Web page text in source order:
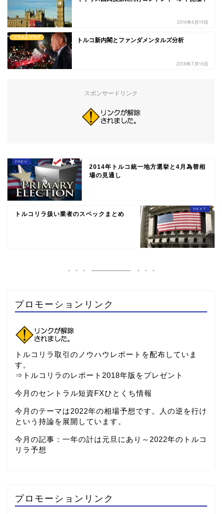
2016年6月19日
コラムとブログ トルコ新内閣とファンダメンタルズ分析
2018年7月16日
スポンサードリンク
2014年トルコ統一地方選挙と4月為替相
場の見通し
トルコリラ扱い業者のスペックまとめ
プロモーションリンク
トルコリラ取引のノウハウレポートを配布していま
す。
⇒ トルコリラのレポート2018年版をプレゼント
今月のセントラル短資FXひとくち情報
今月のテーマは2022年の相場予想です。人の逆を行け
という持論を展開しています。
今月の記事： 一年の計は元旦にあり～2022年のトルコ
リラ予想
プロモーションリンク